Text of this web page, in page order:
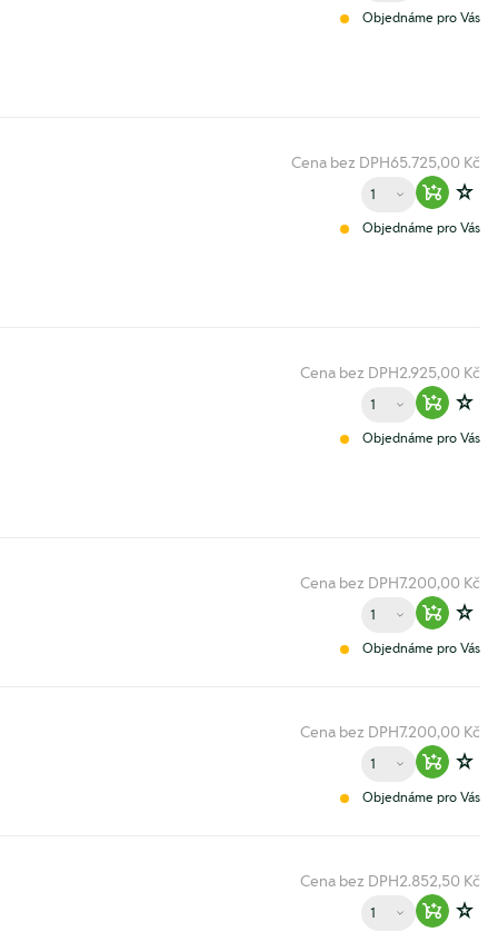
Objednáme pro Vás
Cena bez DPH65.725,00 Kč
Množství
Zur
Objednáme pro Vás
Cena bez DPH2.925,00 Kč
Množství
Zur
Objednáme pro Vás
Cena bez DPH7.200,00 Kč
Množství
Zur
Objednáme pro Vás
Cena bez DPH7.200,00 Kč
Množství
Zur
Objednáme pro Vás
Cena bez DPH2.852,50 Kč
Množství
Zur